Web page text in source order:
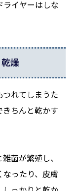
ライヤーはしな
燥
つれてしまうた
きちんと乾かす
菌が繁殖し、
ったり、皮膚